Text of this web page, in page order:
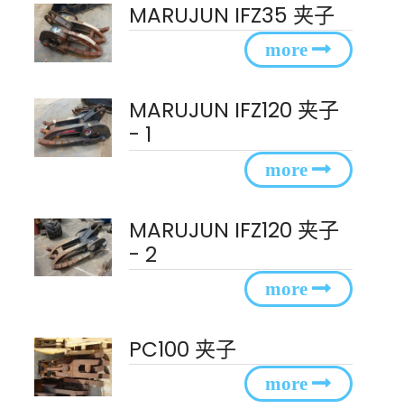
MARUJUN IFZ35 夹子
MARUJUN IFZ120 夹子
- 1
MARUJUN IFZ120 夹子
- 2
PC100 夹子